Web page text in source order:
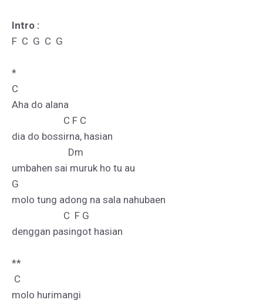
Intro :
F  C  G  C  G
*
C
Aha do alana
dia do bossirna, hasian
umbahen sai muruk ho tu au
G
molo tung adong na sala nahubaen
denggan pasingot hasian
**
molo hurimangi